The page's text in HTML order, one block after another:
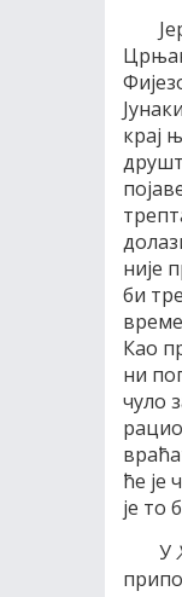
крај
није
би
Као
ни
чуло
ће је
је то
У